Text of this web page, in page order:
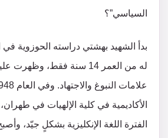
السياسي”؟
له من العمر 14 سنة فقط،
الأكاديمية في كلية الإلهيات في
الفترة اللغة الإنكليزية بشكلٍ جيّد،